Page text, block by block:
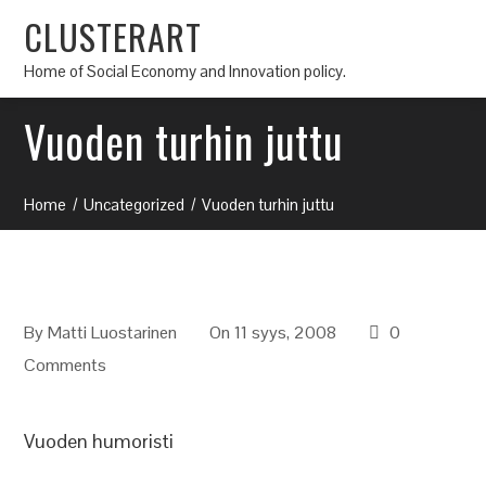
CLUSTERART
Home of Social Economy and Innovation policy.
Vuoden turhin juttu
Home Uncategorized Vuoden turhin juttu
ByMatti Luostarinen On 11 syys, 2008
0
Comments
Vuoden humoristi